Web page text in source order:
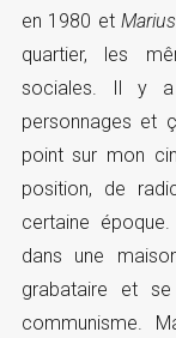
en 1980 et
quartier, les
sociales. Il y a
personnages et
point sur mon
position, de
certaine
dans une
grabataire et
communisme.